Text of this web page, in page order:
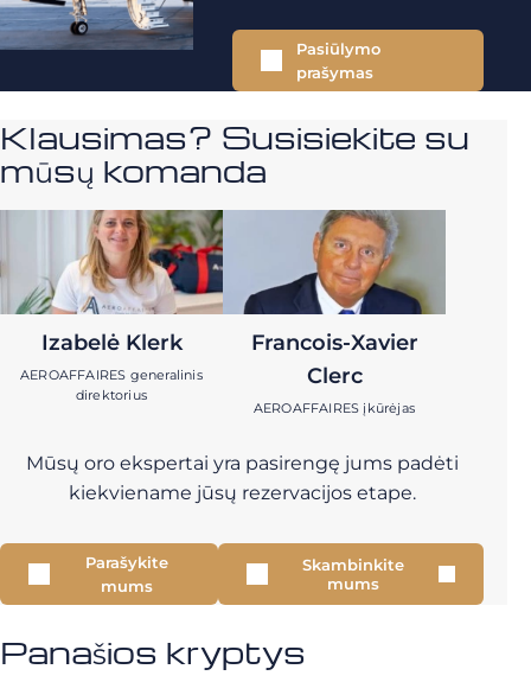
Pasiūlymo
prašymas
Klausimas? Susisiekite su
mūsų komanda
Izabelė Klerk
AEROAFFAIRES generalinis
direktorius
Francois-Xavier
Clerc
AEROAFFAIRES įkūrėjas
Mūsų oro ekspertai yra pasirengę jums padėti
kiekviename jūsų rezervacijos etape.
Parašykite
mums
Skambinkite
mums
Panašios kryptys